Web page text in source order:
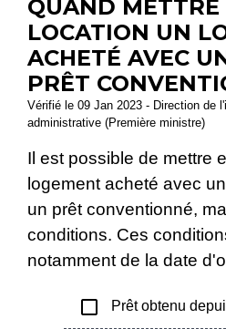
QUAND METTRE
LOCATION UN
ACHETÉ AVEC
PRÊT
Vérifié le 09 Jan 2023 - Direction de
administrative (Première ministre)
Il est possible de mettre
logement acheté avec
un prêt conventionné,
conditions. Ces
notamment de la date
check_box_outline_blank Prêt obtenu